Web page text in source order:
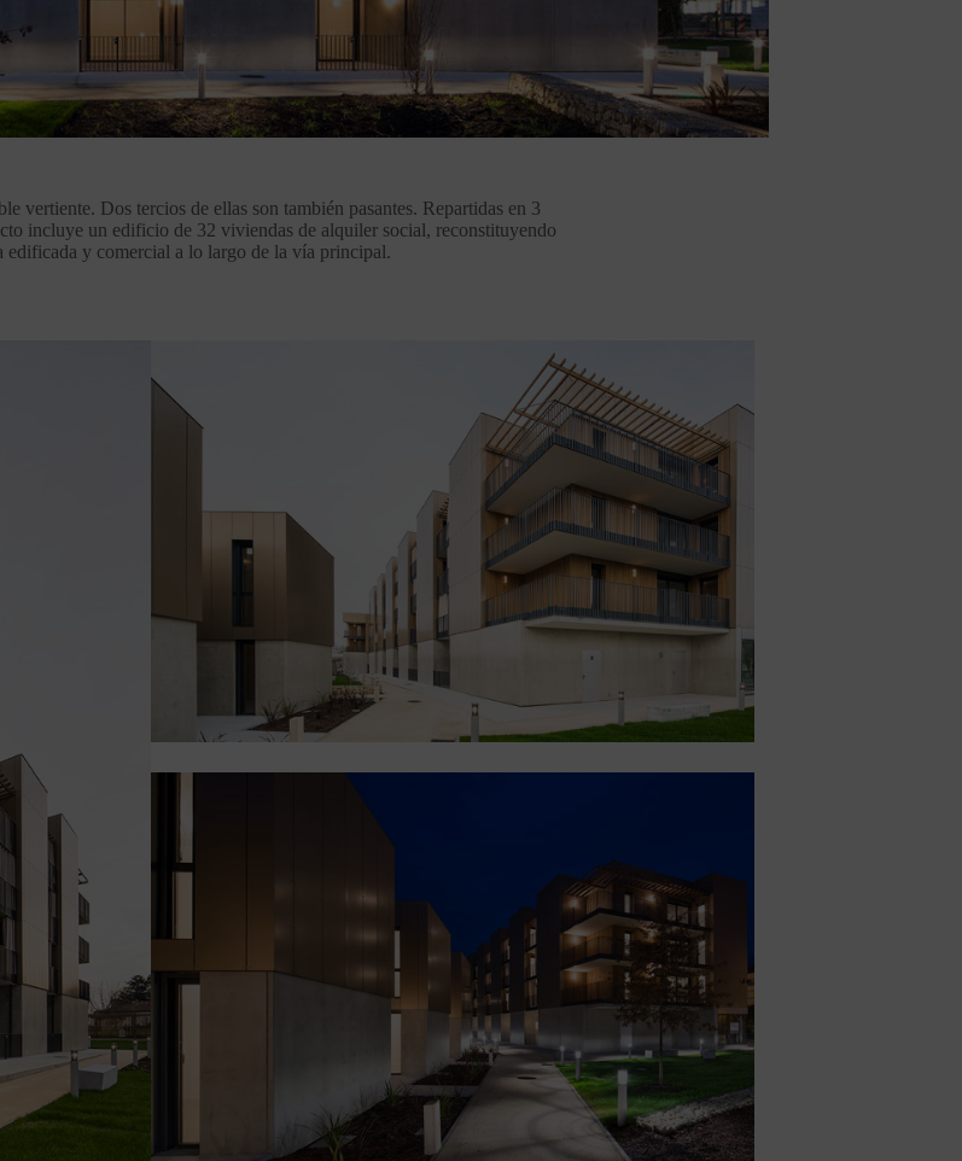
vertiente. Dos tercios de ellas son también pasantes. Repartidas en 3
incluye un edificio de 32 viviendas de alquiler social, reconstituyendo
edificada y comercial a lo largo de la vía principal.